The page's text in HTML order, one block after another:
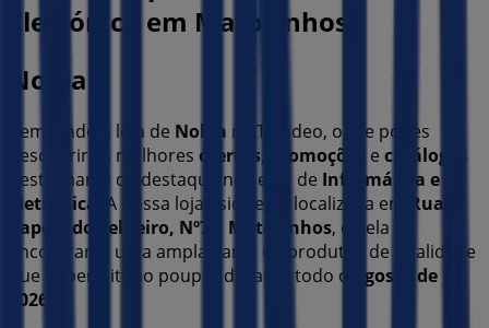
Eletrónica em Matosinhos
Nokia
Bem-vindo à loja de Nokia na Tiendeo, onde podes
descobrir as melhores ofertas promoções e catálogos
desta marca de destaque no setor de Informática e
Eletrónica
. A nossa loja física está localizada em
Rua
Capela do Telheiro, Nº70
Matosinhos, e nela
encontrarás uma ampla gama de produtos de qualidade
que te permitirão poupar durante todo o
agosto de
2026